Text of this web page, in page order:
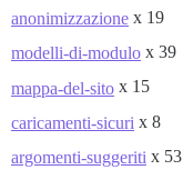
anonimizzazione x 19
modelli-di-modulo x 39
mappa-del-sito x 15
caricamenti-sicuri x 8
argomenti-suggeriti x 53